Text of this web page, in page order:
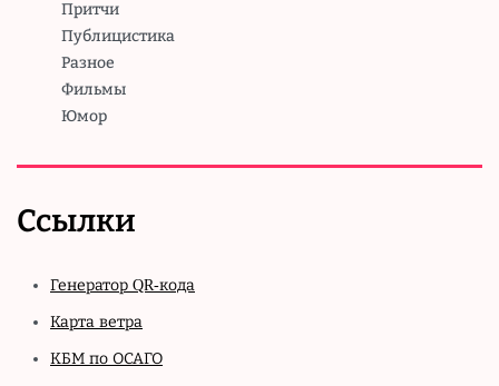
Притчи
Публицистика
Разное
Фильмы
Юмор
Ссылки
Генератор QR-кода
Карта ветра
КБМ по ОСАГО